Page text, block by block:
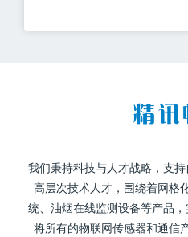
我们秉持科技与人才战略，支
高层次技术人才，围绕着网格
统、油烟在线监测设备等产品
将所有的物联网传感器和通信